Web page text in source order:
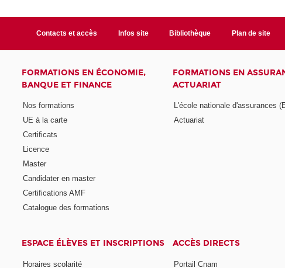
Contacts et accès Infos site Bibliothèque Plan de site
FORMATIONS EN ÉCONOMIE,
BANQUE ET FINANCE
Nos formations
UE à la carte
Certificats
Licence
Master
Candidater en master
Certifications AMF
Catalogue des formations
FORMATIONS EN
ACTUARIAT
L'école nationale d'assurances
Actuariat
ESPACE ÉLÈVES ET INSCRIPTIONS
Horaires scolarité
ACCÈS DIRECTS
Portail Cnam